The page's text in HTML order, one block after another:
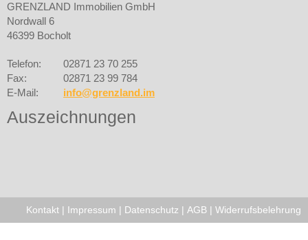
GRENZLAND Immobilien GmbH
Nordwall 6
46399 Bocholt
Telefon:
02871 23 70 255
Fax:
02871 23 99 784
E-Mail:
info@grenzland.im
Auszeichnungen
Kontakt | Impressum | Datenschutz | AGB | Widerrufsbelehrung